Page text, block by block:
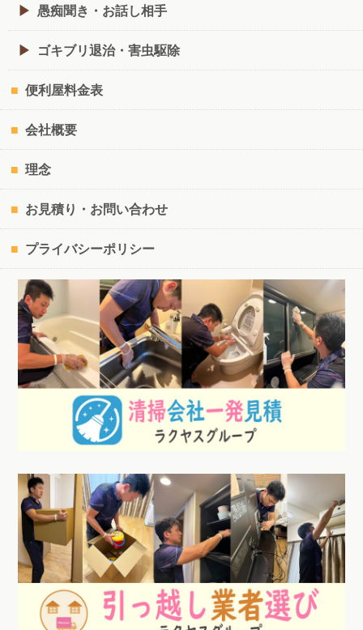
愚痴聞き・お話し相手
ゴキブリ退治・害虫駆除
便利屋料金表
会社概要
理念
お見積り・お問い合わせ
プライバシーポリシー